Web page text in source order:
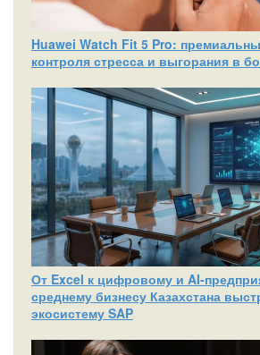
Huawei Watch Fit 5 Pro:
контроля стресса и выгорания в
От Excel к цифровому и
среднему бизнесу Казахстана
экосистему SAP